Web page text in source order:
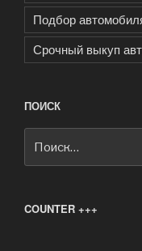
Подбор
Срочный выкуп
ПОИСК
COUNTER +++